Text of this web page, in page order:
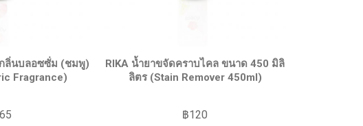
VIEW
กลิ่นบลอซซั่ม (ชมพู)
Fragrance)
QUICK VIEW
RIKA น้ำยาขจัดคราบไคล ขนาด 450 มิลิ
ลิตร (Stain Remover 450ml)
฿120